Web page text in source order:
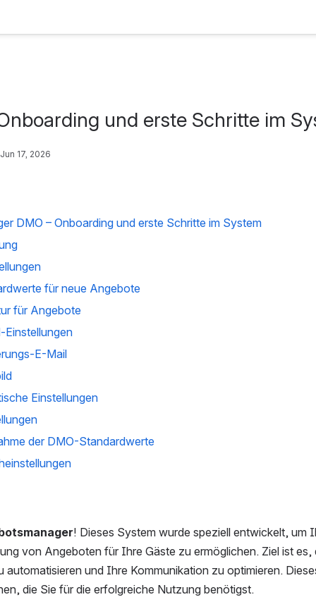
und erste Schritte im
Jun 17, 2026
DMO – Onboarding und erste Schritte im System
für neue Angebote
für Angebote
Einstellungen
E-Mail
Einstellungen
der DMO-Standardwerte
! Dieses System wurde speziell entwickelt, um
von Angeboten für Ihre Gäste zu ermöglichen. Ziel ist es,
automatisieren und Ihre Kommunikation zu optimieren.
die Sie für die erfolgreiche Nutzung benötigst.